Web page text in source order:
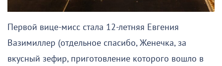
Первой вице-мисс стала 12-летняя Евгения
Вазимиллер (отдельное спасибо, Женечка, за
вкусный зефир, приготовление которого вошло в